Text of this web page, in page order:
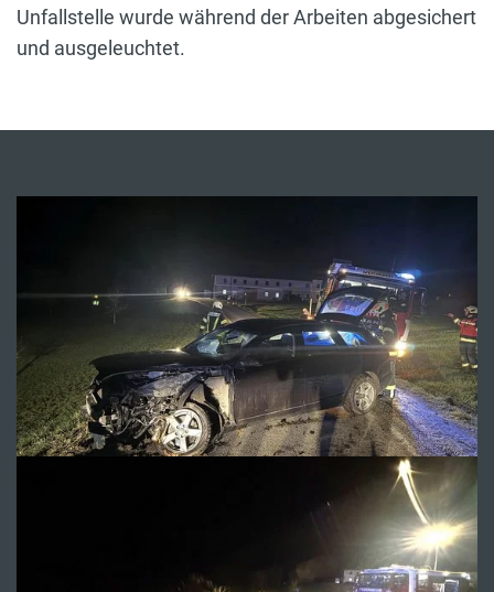
Unfallstelle wurde während der Arbeiten abgesichert
und ausgeleuchtet.